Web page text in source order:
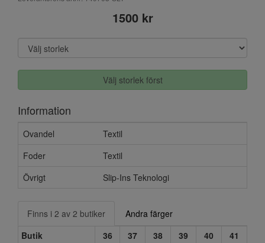
1500 kr
Välj storlek först
Information
Ovandel
Textil
Foder
Textil
Övrigt
Slip-Ins Teknologi
Finns i 2 av 2 butiker
Andra färger
Butik
36 37 38 39 40
41